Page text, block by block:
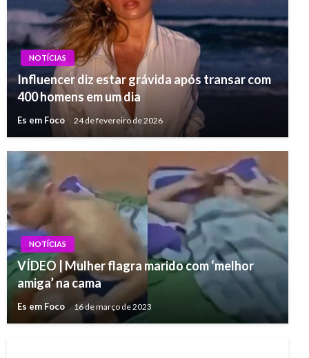
NOTÍCIAS
Influencer diz estar grávida após transar com
400 homens em um dia
Es em Foco 24 de fevereiro de 2026
NOTÍCIAS
VÍDEO | Mulher flagra marido com ‘melhor
amiga’ na cama
Es em Foco 16 de março de 2023